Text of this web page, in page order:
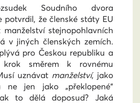
Soudního dvora
potvrdil, že členské státy EU
manželství stejnopohlavních
v jiných členských zemích.
pro Českou republiku a
směrem k rovnému
uznávat manželství, jako
ne jen jako „překlopené“
to dělá doposud? Jaká